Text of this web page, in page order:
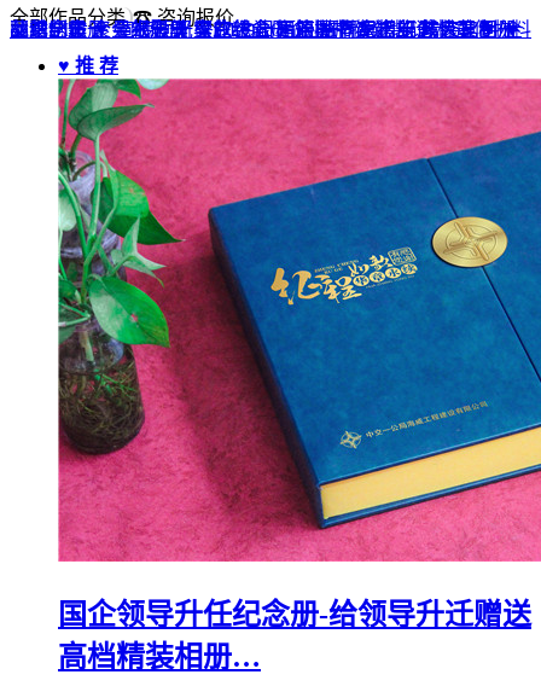
全部作品分类 ☎ 咨询报价
品牌全案 ▼ 宣传画册 VI+LOGO 企业刊物 包装设计 宣传物料
网站UI设计 导视设计 餐饮设计 酒店品牌设计 纪念相册 ▼
企业纪念册 聚会纪念册 毕业纪念册 领导/同事相册 成人礼相册
战友纪念册 个人影集 家庭/生日相册 旅行纪念册 精装定制 ▼
菜谱制作 企业邮册 光盘包装盒 高端楼书 家谱族谱 家具画册
♥ 推 荐
国企领导升任纪念册-给领导升迁赠送
高档精装相册…